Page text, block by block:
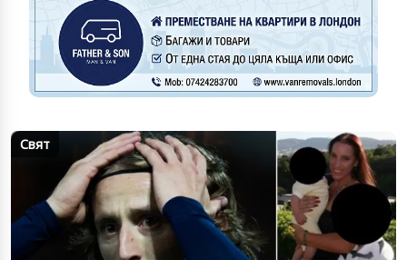
Свят